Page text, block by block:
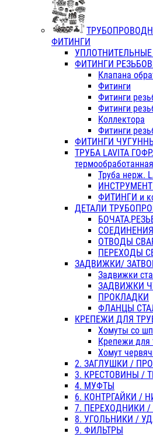
ФИТИНГИ
ФИТИНГИ
Клапана
Фитинги
Фитинги
Фитинги
Коллектора
Фитинги
ФИТИНГИ
ТРУБА LAVITA
термообработанная
Труба нерж.
ИНСТРУМЕНТ
ФИТИНГИ и
ДЕТАЛИ
СОЕДИНЕНИЯ
ОТВОДЫ
ПЕРЕХОДЫ
ЗАДВИЖКИ/
Задвижки
ЗАДВИЖКИ
ПРОКЛАДКИ
ФЛАНЦЫ
КРЕПЕЖИ ДЛЯ
Хомуты со
Крепежи для
Хомут
2. ЗАГЛУШКИ /
3. КРЕСТОВИНЫ /
4. МУФТЫ
6. КОНТРГАЙКИ /
7. ПЕРЕХОДНИКИ
8. УГОЛЬНИКИ /
9. ФИЛЬТРЫ